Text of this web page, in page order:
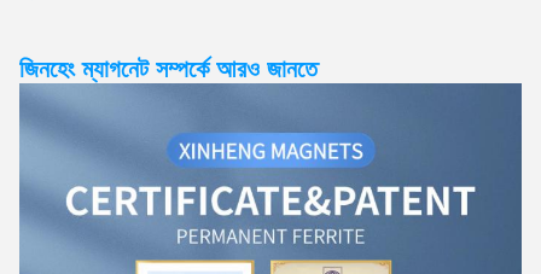
জিনহেং ম্যাগনেট সম্পর্কে আরও জানতে